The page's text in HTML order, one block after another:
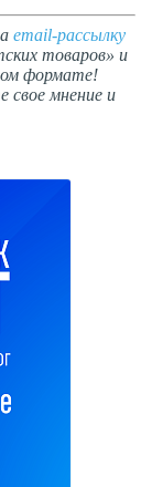
email-рассылку
товаров» и
формате!
свое мнение и